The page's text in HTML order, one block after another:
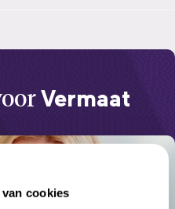
cookies
Vermaat